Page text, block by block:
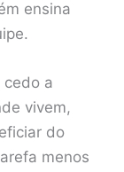
ensina
a
vivem,
do
menos